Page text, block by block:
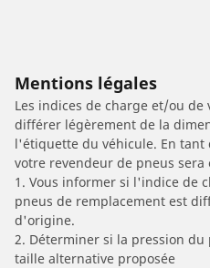
Mentions légales
Les indices de charge et/ou
différer légèrement de la
l'étiquette du véhicule. En
votre revendeur de pneus sera
1. Vous informer si l'indice de
pneus de remplacement est
d'origine.
2. Déterminer si la pression
taille alternative proposée